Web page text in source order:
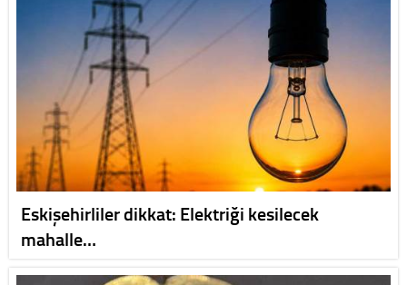
Eskişehirliler dikkat: Elektriği kesilecek
mahalle…